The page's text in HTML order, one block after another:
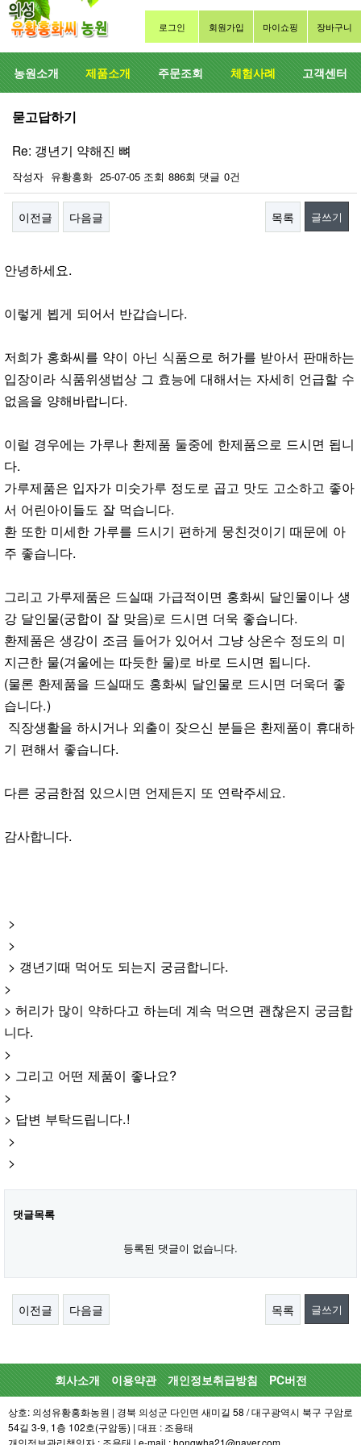
로그인 회원가입 마이쇼핑 장바구니
농원소개 제품소개 주문조회 체험사례 고객센터
묻고답하기
Re: 갱년기 약해진 뼈
작성자 유황홍화 25-07-05 조회 886회 댓글 0건
이전글 다음글 목록 글쓰기
안녕하세요.
이렇게 뵙게 되어서 반갑습니다.
저희가 홍화씨를 약이 아닌 식품으로 허가를 받아서 판매하는
입장이라 식품위생법상 그 효능에 대해서는 자세히 언급할 수
없음을 양해바랍니다.
이럴 경우에는 가루나 환제품 둘중에 한제품으로 드시면 됩니
다.
가루제품은 입자가 미숫가루 정도로 곱고 맛도 고소하고 좋아
서 어린아이들도 잘 먹습니다.
환 또한 미세한 가루를 드시기 편하게 뭉친것이기 때문에 아
주 좋습니다.
그리고 가루제품은 드실때 가급적이면 홍화씨 달인물이나 생
강 달인물(궁합이 잘 맞음)로 드시면 더욱 좋습니다.
환제품은 생강이 조금 들어가 있어서 그냥 상온수 정도의 미
지근한 물(겨울에는 따듯한 물)로 바로 드시면 됩니다.
(물론 환제품을 드실때도 홍화씨 달인물로 드시면 더욱더 좋
습니다.)
직장생활을 하시거나 외출이 잦으신 분들은 환제품이 휴대하
기 편해서 좋습니다.
다른 궁금한점 있으시면 언제든지 또 연락주세요.
감사합니다.
>
>
> 갱년기때 먹어도 되는지 궁금합니다.
>
> 허리가 많이 약하다고 하는데 계속 먹으면 괜찮은지 궁금합
니다.
>
> 그리고 어떤 제품이 좋나요?
>
> 답변 부탁드립니다.!
>
>
댓글목록
등록된 댓글이 없습니다.
이전글 다음글 목록 글쓰기
회사소개 이용약관 개인정보취급방침 PC버전
상호: 의성유황홍화농원 | 경북 의성군 다인면 새미길 58 / 대구광역시 북구 구암로
54길 3-9, 1층 102호(구암동) | 대표 : 조용태
개인정보관리책임자 : 조용태 | e-mail : hongwha21@naver.com